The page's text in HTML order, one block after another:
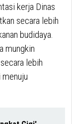
kerja Dinas
secara lebih
budidaya.
mungkin
lebih